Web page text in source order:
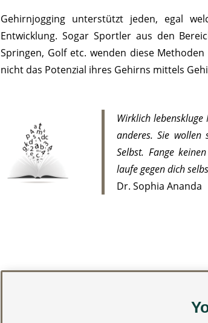
Gehirnjogging unterstützt jeden, egal
Entwicklung. Sogar Sportler aus den
Springen, Golf etc. wenden diese
nicht das Potenzial ihres Gehirns mittels
Wirklich lebenskluge
anderes. Sie wollen
Selbst. Fange
laufe gegen dich
Dr. Sophia Ananda